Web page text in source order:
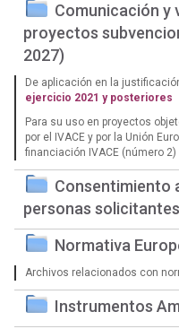
Comunicación y
proyectos
2027)
De aplicación en la
ejercicio 2021 y posteriores
Para su uso en proyectos
por el IVACE y por la Unión
financiación IVACE (número 2)
Consentimiento
personas solicitantes
Normativa
Archivos relacionados con
Instrumentos